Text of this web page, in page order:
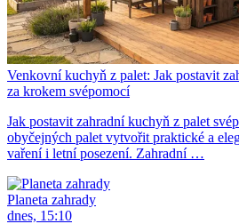
Venkovní kuchyň z palet: Jak postavit
za krokem svépomocí
Jak postavit zahradní kuchyň z palet
obyčejných palet vytvořit praktické a
vaření i letní posezení. Zahradní …
Planeta zahrady
dnes, 15:10